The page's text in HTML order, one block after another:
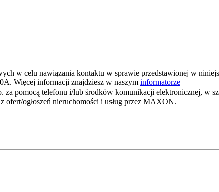
w celu nawiązania kontaktu w sprawie przedstawionej w
Więcej informacji znajdziesz w naszym informatorze
pomocą telefonu i/lub środków komunikacji elektronicznej, w
ofert/ogłoszeń nieruchomości i usług przez MAXON.